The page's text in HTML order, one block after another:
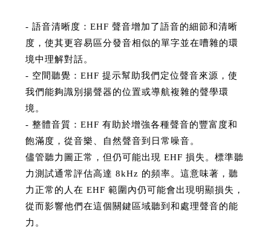
- 語音清晰度：EHF 聲音增加了語音的細節和清晰
度，使其更容易區分發音相似的單字並在嘈雜的環
境中理解對話。
- 空間聽覺：EHF 提示幫助我們定位聲音來源，使
我們能夠識別揚聲器的位置或導航複雜的聲學環
境。
- 整體音質：EHF 有助於增強各種聲音的豐富度和
飽滿度，從音樂、自然聲音到日常噪音。
儘管聽力圖正常，但仍可能出現 EHF 損失。標準聽
力測試通常評估高達 8kHz 的頻率。這意味著，聽
力正常的人在 EHF 範圍內仍可能會出現明顯損失，
從而影響他們在這個關鍵區域聽到和處理聲音的能
力。